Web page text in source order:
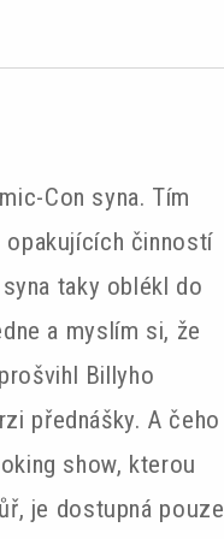
Con syna. Tím
opakujících činností
taky oblékl do
a myslím si, že
Billyho
přednášky. A čeho
show, kterou
je dostupná pouze